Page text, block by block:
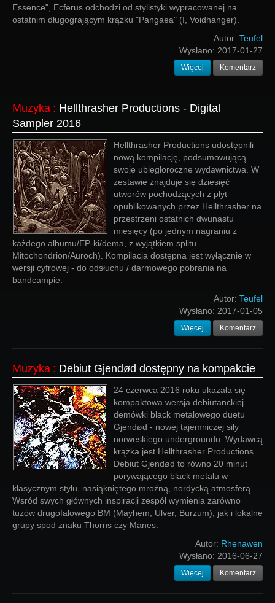
Essence", Ecferus odchodzi od stylistyki wypracowanej na
ostatnim długogrającym krążku "Pangaea" (I, Voidhanger).
Autor: Teufel
Wysłano: 2017-01-27
Więcej Komentarz
Muzyka : Hellthrasher Productions - Digital
Sampler 2016
Hellthrasher Productions udostępnili
nową kompilację, podsumowującą
swoje ubiegłoroczne wydawnictwa. W
zestawie znajduje się dziesięć
utworów pochodzących z płyt
opublikowanych przez Hellthrasher na
przestrzeni ostatnich dwunastu
miesięcy (po jednym nagraniu z
każdego albumu/EP-ki/dema, z wyjątkiem splitu
Mitochondrion/Auroch). Kompilacja dostępna jest wyłącznie w
wersji cyfrowej - do odsłuchu / darmowego pobrania na
bandcampie.
Autor: Teufel
Wysłano: 2017-01-05
Więcej Komentarz
Muzyka : Debiut Gjendød dostępny na kompakcie
24 czerwca 2016 roku ukazała się
kompaktowa wersja debiutanckiej
demówki black metalowego duetu
Gjendød - nowej tajemniczej siły
norweskiego undergroundu. Wydawcą
krążka jest Hellthrasher Productions.
Debiut Gjendød to równo 20 minut
porywającego black metalu w
klasycznym stylu, nasiąkniętego mroźną, nordycką atmosferą.
Wsród swych głównych inspiracji zespół wymienia zarówno
tuzów drugofalowego BM (Mayhem, Ulver, Burzum), jak i lokalne
grupy spod znaku Thorns czy Manes.
Autor: Rhenawen
Wysłano: 2016-06-27
Więcej Komentarz